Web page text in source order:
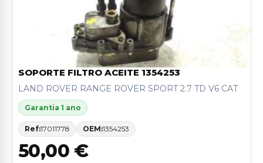
SOPORTE FILTRO ACEITE 1354253
LAND ROVER RANGE ROVER SPORT 2.7 TD V6 CAT
Garantia 1 ano
Ref:17011778 OEM:1354253
50,00 €